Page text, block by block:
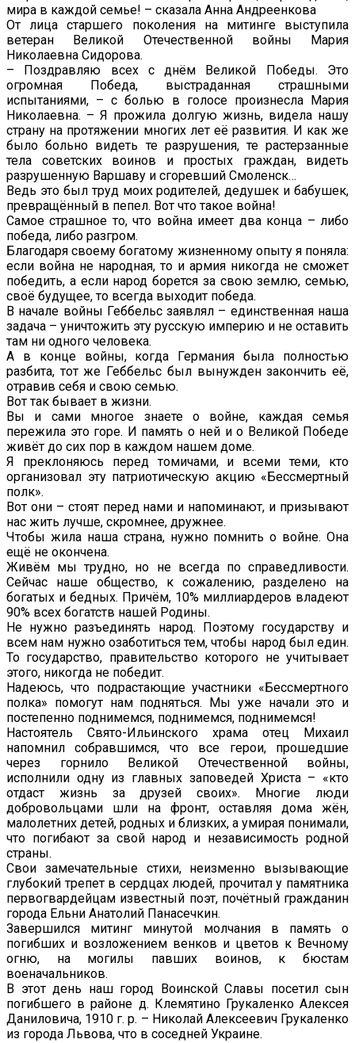
мира в каждой семье! – сказала Анна Андреенкова
От лица старшего поколения на митинге выступила
ветеран Великой Отечественной войны Мария
Николаевна Сидорова.
– Поздравляю всех с днём Великой Победы. Это
огромная Победа, выстраданная страшными
испытаниями, – с болью в голосе произнесла Мария
Николаевна. – Я прожила долгую жизнь, видела нашу
страну на протяжении многих лет её развития. И как же
было больно видеть те разрушения, те растерзанные
тела советских воинов и простых граждан, видеть
разрушенную Варшаву и сгоревший Смоленск…
Ведь это был труд моих родителей, дедушек и бабушек,
превращённый в пепел. Вот что такое война!
Самое страшное то, что война имеет два конца – либо
победа, либо разгром.
Благодаря своему богатому жизненному опыту я поняла:
если война не народная, то и армия никогда не сможет
победить, а если народ борется за свою землю, семью,
своё будущее, то всегда выходит победа.
В начале войны Геббельс заявлял – единственная наша
задача – уничтожить эту русскую империю и не оставить
там ни одного человека.
А в конце войны, когда Германия была полностью
разбита, тот же Геббельс был вынужден закончить её,
отравив себя и свою семью.
Вот так бывает в жизни.
Вы и сами многое знаете о войне, каждая семья
пережила это горе. И память о ней и о Великой Победе
живёт до сих пор в каждом нашем доме.
Я преклоняюсь перед томичами, и всеми теми, кто
организовал эту патриотическую акцию «Бессмертный
полк».
Вот они – стоят перед нами и напоминают, и призывают
нас жить лучше, скромнее, дружнее.
Чтобы жила наша страна, нужно помнить о войне. Она
ещё не окончена.
Живём мы трудно, но не всегда по справедливости.
Сейчас наше общество, к сожалению, разделено на
богатых и бедных. Причём, 10% миллиардеров владеют
90% всех богатств нашей Родины.
Не нужно разъединять народ. Поэтому государству и
всем нам нужно озаботиться тем, чтобы народ был един.
То государство, правительство которого не учитывает
этого, никогда не победит.
Надеюсь, что подрастающие участники «Бессмертного
полка» помогут нам подняться. Мы уже начали это и
постепенно поднимемся, поднимемся, поднимемся!
Настоятель Свято-Ильинского храма отец Михаил
напомнил собравшимся, что все герои, прошедшие
через горнило Великой Отечественной войны,
исполнили одну из главных заповедей Христа – «кто
отдаст жизнь за друзей своих». Многие люди
добровольцами шли на фронт, оставляя дома жён,
малолетних детей, родных и близких, а умирая понимали,
что погибают за свой народ и независимость родной
страны.
Свои замечательные стихи, неизменно вызывающие
глубокий трепет в сердцах людей, прочитал у памятника
первогвардейцам известный поэт, почётный гражданин
города Ельни Анатолий Панасечкин.
Завершился митинг минутой молчания в память о
погибших и возложением венков и цветов к Вечному
огню, на могилы павших воинов, к бюстам
военачальников.
В этот день наш город Воинской Славы посетил сын
погибшего в районе д. Клемятино Грукаленко Алексея
Даниловича, 1910 г. р. – Николай Алексеевич Грукаленко
из города Львова, что в соседней Украине.